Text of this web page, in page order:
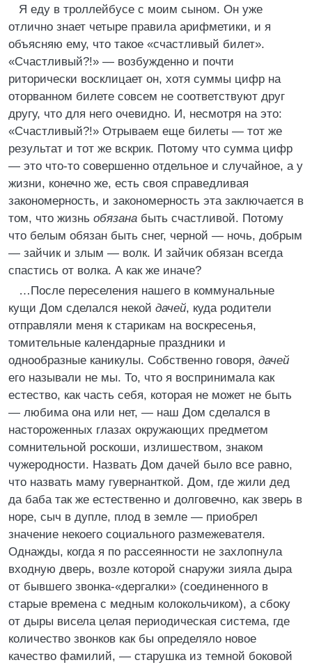
Я еду в троллейбусе с моим сыном. Он уже
отлично знает четыре правила арифметики, и я
объясняю ему, что такое «счастливый билет».
«Счастливый?!» — возбужденно и почти
риторически восклицает он, хотя суммы цифр на
оторванном билете совсем не соответствуют друг
другу, что для него очевидно. И, несмотря на это:
«Счастливый?!» Отрываем еще билеты — тот же
результат и тот же вскрик. Потому что сумма цифр
— это что-то совершенно отдельное и случайное, а у
жизни, конечно же, есть своя справедливая
закономерность, и закономерность эта заключается в
том, что жизнь обязана быть счастливой. Потому
что белым обязан быть снег, черной — ночь, добрым
— зайчик и злым — волк. И зайчик обязан всегда
спастись от волка. А как же иначе?
…После переселения нашего в коммунальные
кущи Дом сделался некой дачей, куда родители
отправляли меня к старикам на воскресенья,
томительные календарные праздники и
однообразные каникулы. Собственно говоря, дачей
его называли не мы. То, что я воспринимала как
естество, как часть себя, которая не может не быть
— любима она или нет, — наш Дом сделался в
настороженных глазах окружающих предметом
сомнительной роскоши, излишеством, знаком
чужеродности. Назвать Дом дачей было все равно,
что назвать маму гувернанткой. Дом, где жили дед
да баба так же естественно и долговечно, как зверь в
норе, сыч в дупле, плод в земле — приобрел
значение некоего социального размежевателя.
Однажды, когда я по рассеянности не захлопнула
входную дверь, возле которой снаружи зияла дыра
от бывшего звонка-«дергалки» (соединенного в
старые времена с медным колокольчиком), а сбоку
от дыры висела целая периодическая система, где
количество звонков как бы определяло новое
качество фамилий, — старушка из темной боковой